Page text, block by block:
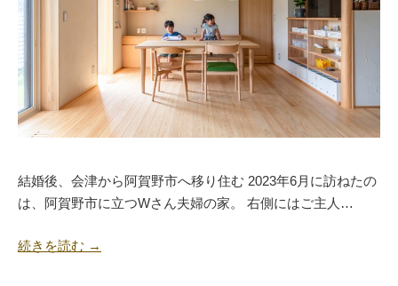
結婚後、会津から阿賀野市へ移り住む 2023年6月に訪ねたの
は、阿賀野市に立つWさん夫婦の家。 右側にはご主人…
続きを読む →